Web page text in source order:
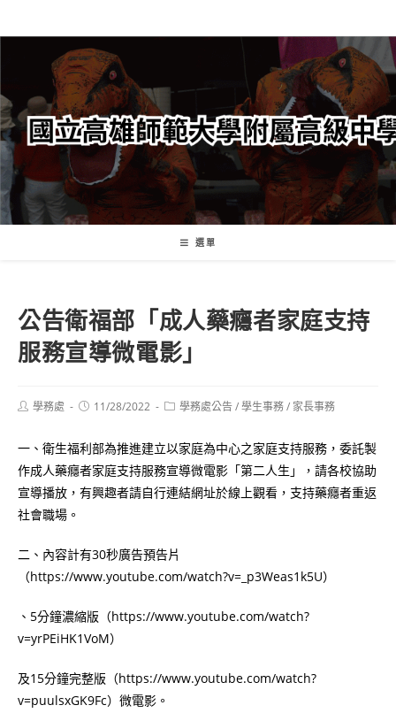
轉
要
內
容
選單
公告衛福部「成人藥癮者家庭支持
服務宣導微電影」
Post學務處
Post11/28/2022
Post學務處公告/學生事務/ 家長事務
一、衛生福利部為推進建立以家庭為中心之家庭支持服務，委託製
作成人藥癮者家庭支持服務宣導微電影「第二人生」，請各校協助
宣導播放，有興趣者請自行連結網址於線上觀看，支持藥癮者重返
社會職場。
二、內容計有30秒廣告預告片
（https://www.youtube.com/watch?v=_p3Weas1k5U）
、5分鐘濃縮版（https://www.youtube.com/watch?
v=yrPEiHK1VoM）
及15分鐘完整版（https://www.youtube.com/watch?
v=puulsxGK9Fc）微電影。